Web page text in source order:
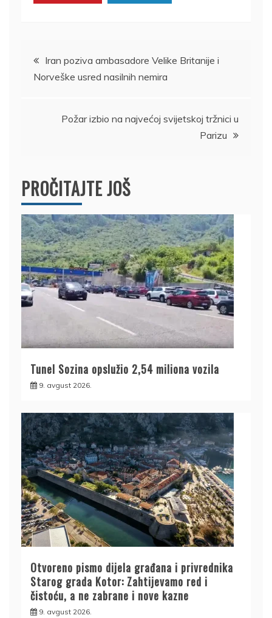
Kretanje
članka
Iran poziva ambasadore Velike Britanije i
Norveške usred nasilnih nemira
Požar izbio na najvećoj svijetskoj tržnici u
Parizu
PROČITAJTE JOŠ
Tunel Sozina opslužio 2,54 miliona vozila
9. avgust 2026.
Otvoreno pismo dijela građana i privrednika
Starog grada Kotor: Zahtijevamo red i
čistoću, a ne zabrane i nove kazne
9. avgust 2026.